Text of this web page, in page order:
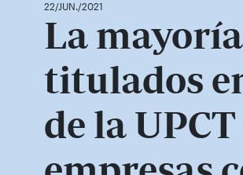
22/JUN./2021
La
titulados
de la